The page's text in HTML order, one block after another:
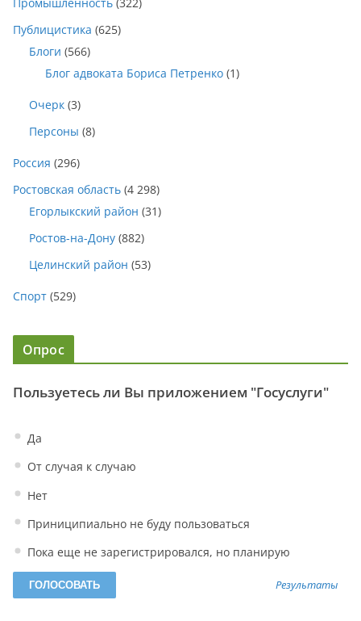
Публицистика (625)
Блоги (566)
Блог адвоката Бориса Петренко (1)
Очерк (3)
Персоны (8)
Россия (296)
Ростовская область (4 298)
Егорлыкский район (31)
Ростов-на-Дону (882)
Целинский район (53)
Спорт (529)
Опрос
Пользуетесь ли Вы приложением "Госуслуги"
Да
От случая к случаю
Нет
Приниципиально не буду пользоваться
Пока еще не зарегистрировался, но планирую
Результаты